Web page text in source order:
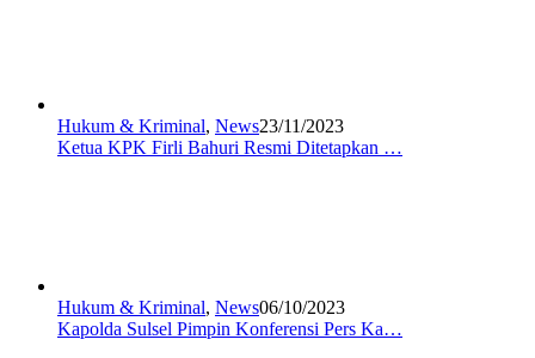
Hukum & Kriminal, News23/11/2023
Ketua KPK Firli Bahuri Resmi Ditetapkan …
Hukum & Kriminal, News06/10/2023
Kapolda Sulsel Pimpin Konferensi Pers Ka…